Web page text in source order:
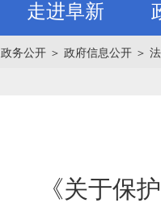
走进阜新
政务公开 ＞ 政府信息公开 ＞
《关于保